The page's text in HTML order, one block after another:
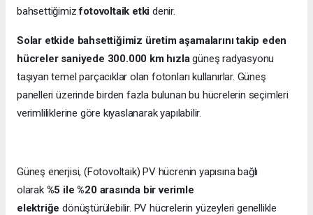
bahsettiğimizfotovoltaik etkidenir.
Solar etkide bahsettiğimiz üretim aşamalarını takip eden
hücreler saniyede 300.000 km hızlagüneş radyasyonu
taşıyan temel parçacıklar olan fotonları kullanırlar. Güneş
panelleri üzerinde birden fazla bulunan bu hücrelerin seçimleri
verimliliklerine göre kıyaslanarak yapılabilir.
Güneş enerjisi, (Fotovoltaik) PV hücrenin yapısına bağlı
olarak %5 ile %20 arasında bir verimle
elektriğedönüştürülebilir. PV hücrelerin yüzeyleri genellikle